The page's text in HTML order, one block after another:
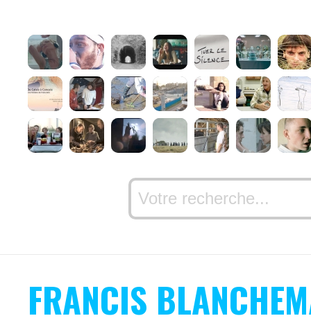
FRANCIS